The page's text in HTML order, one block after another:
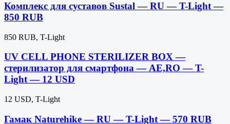
Комплекс для суставов Sustal — RU — T-Light —
850 RUB
850 RUB, T-Light
UV CELL PHONE STERILIZER BOX —
стерилизатор для смартфона — AE,RO — T-
Light — 12 USD
12 USD, T-Light
Гамак Naturehike — RU — T-Light — 570 RUB